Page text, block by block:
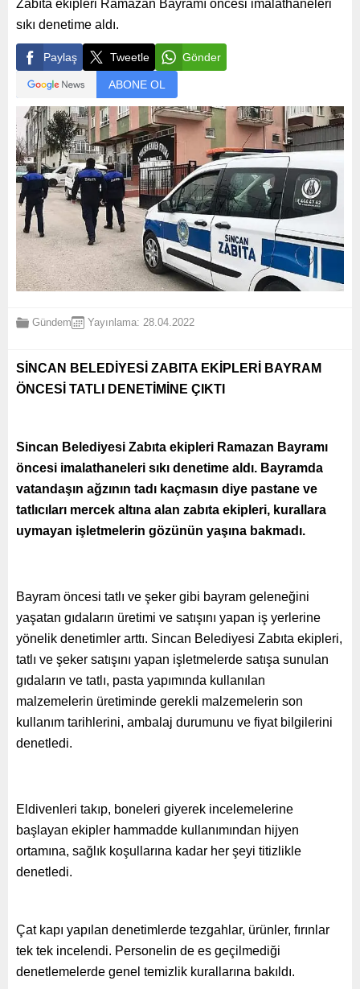
Zabıta ekipleri Ramazan Bayramı öncesi imalathaneleri
sıkı denetime aldı.
Paylaş Tweetle Gönder
ABONE OL
Gündem Yayınlama: 28.04.2022
SİNCAN BELEDİYESİ ZABITA EKİPLERİ BAYRAM
ÖNCESİ TATLI DENETİMİNE ÇIKTI
Sincan Belediyesi Zabıta ekipleri Ramazan Bayramı
öncesi imalathaneleri sıkı denetime aldı. Bayramda
vatandaşın ağzının tadı kaçmasın diye pastane ve
tatlıcıları mercek altına alan zabıta ekipleri, kurallara
uymayan işletmelerin gözünün yaşına bakmadı.
Bayram öncesi tatlı ve şeker gibi bayram geleneğini
yaşatan gıdaların üretimi ve satışını yapan iş yerlerine
yönelik denetimler arttı. Sincan Belediyesi Zabıta ekipleri,
tatlı ve şeker satışını yapan işletmelerde satışa sunulan
gıdaların ve tatlı, pasta yapımında kullanılan
malzemelerin üretiminde gerekli malzemelerin son
kullanım tarihlerini, ambalaj durumunu ve fiyat bilgilerini
denetledi.
Eldivenleri takıp, boneleri giyerek incelemelerine
başlayan ekipler hammadde kullanımından hijyen
ortamına, sağlık koşullarına kadar her şeyi titizlikle
denetledi.
Çat kapı yapılan denetimlerde tezgahlar, ürünler, fırınlar
tek tek incelendi. Personelin de es geçilmediği
denetlemelerde genel temizlik kurallarına bakıldı.